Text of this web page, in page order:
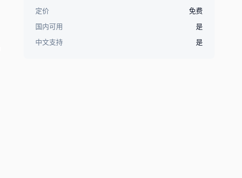
定价
免费
国内可用
是
中文支持
是